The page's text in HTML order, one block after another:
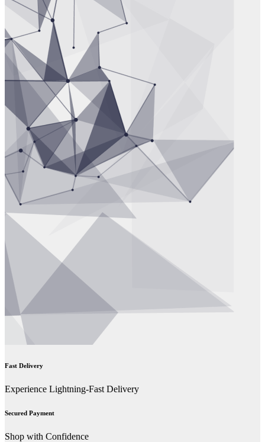
Fast Delivery
Experience Lightning-Fast Delivery
Secured Payment
Shop with Confidence